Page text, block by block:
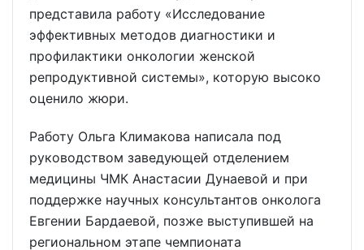
представила работу «Исследование
эффективных методов диагностики и
профилактики онкологии женской
репродуктивной системы», которую высоко
оценило жюри.
Работу Ольга Климакова написала под
руководством заведующей отделением
медицины ЧМК Анастасии Дунаевой и при
поддержке научных консультантов онколога
Евгении Бардаевой, позже выступившей на
региональном этапе чемпионата